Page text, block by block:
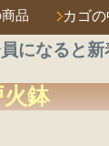
品 カゴ
になると
鉢